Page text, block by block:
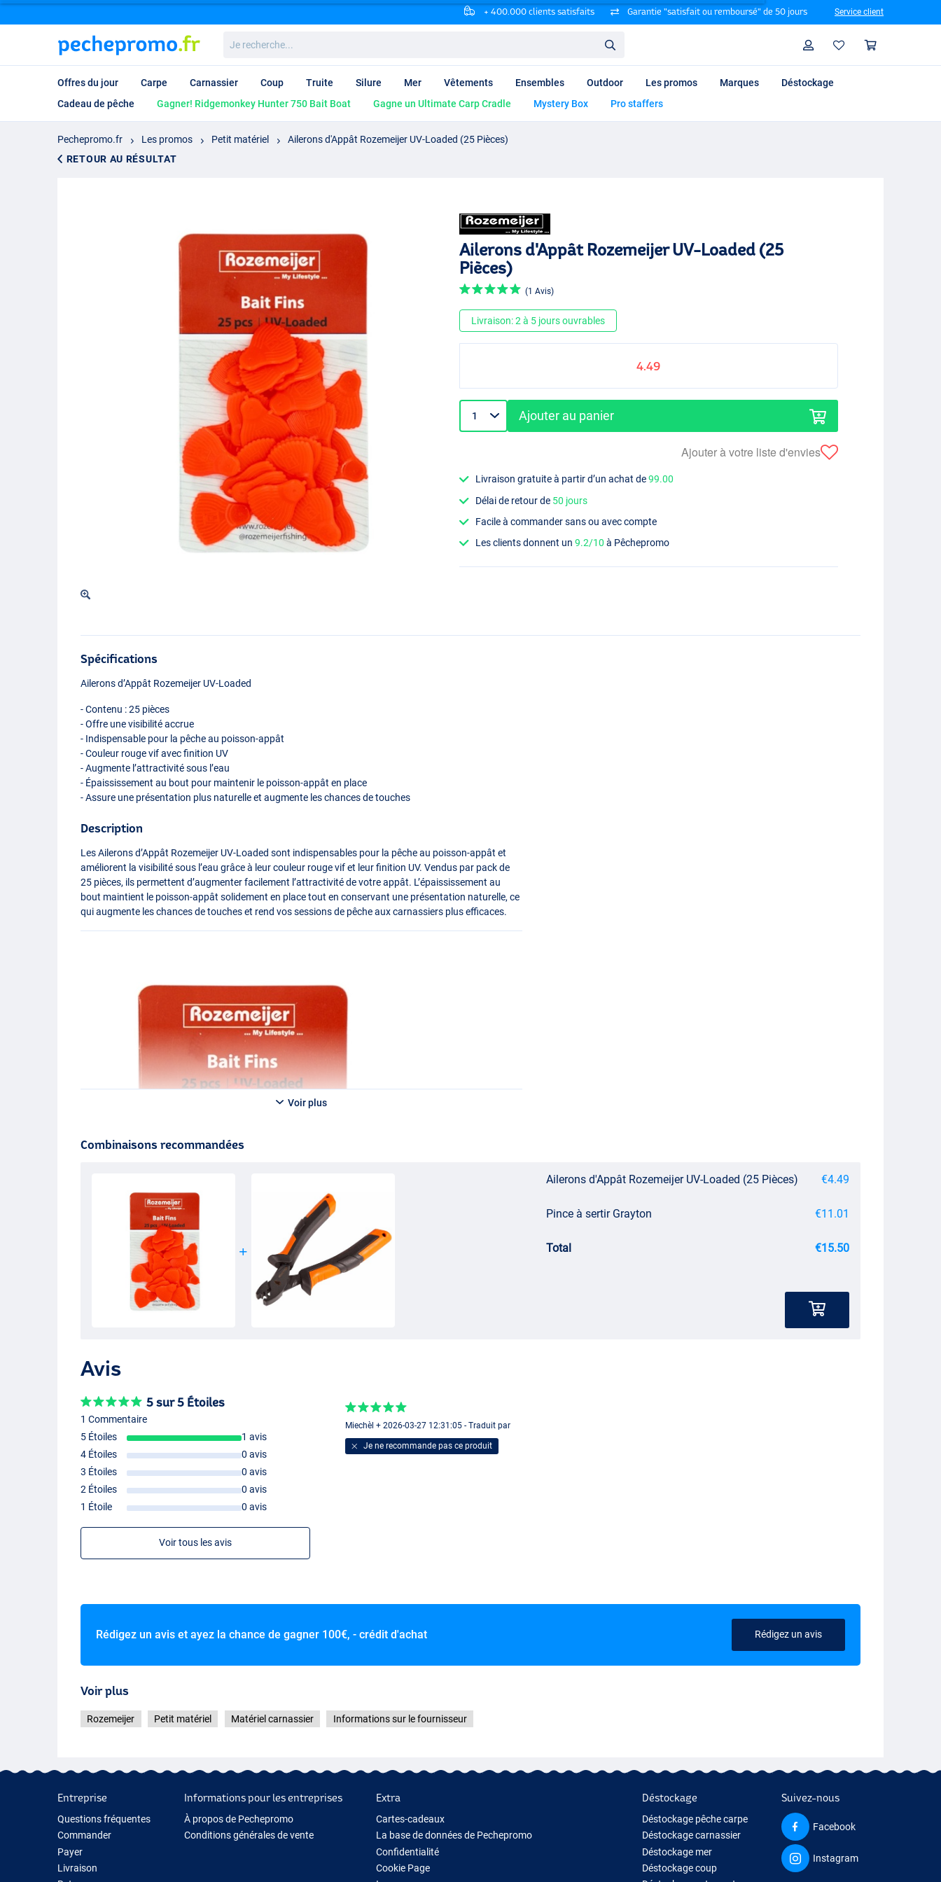
+ 400.000 clients satisfaits Garantie "satisfait ou remboursé" de 50 jours Service client
recherche...
Profil
Offres du jour Carpe Carnassier Coup Truite Silure Mer Vêtements Ensembles Outdoor Les promos Marques
Déstockage
Cadeau de pêche
Gagner! Ridgemonkey Hunter 750 Bait Boat Gagne un Ultimate Carp Cradle Mystery Box Pro staffers
Pechepromo.fr Les promos Petit matériel
Ailerons d'Appât Rozemeijer UV-Loaded (25 Pièces)
RETOUR AU RÉSULTAT
Ailerons d'Appât Rozemeijer UV-Loaded (25
Pièces)
(1 Avis)
Livraison: 2 à 5 jours ouvrables
4.49
Ajouter au panier
Ajouter à votre liste d'envies
Livraison gratuite à partir d’un achat de99.00
Délai de retour de 50 jours
Facile à commander sans ou avec compte
Les clients donnent un9.2/10 à Pêchepromo
Spécifications
Ailerons d’Appât Rozemeijer UV-Loaded
- Contenu : 25 pièces
- Offre une visibilité accrue
- Indispensable pour la pêche au poisson-appât
- Couleur rouge vif avec finition UV
- Augmente l’attractivité sous l’eau
- Épaississement au bout pour maintenir le poisson-appât en place
- Assure une présentation plus naturelle et augmente les chances de touches
Description
Les Ailerons d’Appât Rozemeijer UV-Loaded sont indispensables pour la pêche au poisson-appât et
améliorent la visibilité sous l’eau grâce à leur couleur rouge vif et leur finition UV. Vendus par pack de
25 pièces, ils permettent d’augmenter facilement l’attractivité de votre appât. L’épaississement au
bout maintient le poisson-appât solidement en place tout en conservant une présentation naturelle, ce
qui augmente les chances de touches et rend vos sessions de pêche aux carnassiers plus efficaces.
Voir plus
Combinaisons recommandées
Ailerons d'Appât Rozemeijer UV-Loaded (25 Pièces) €4.49
Pince à sertir Grayton €11.01
Total €15.50
Avis
5 sur 5 Étoiles
1 Commentaire
5 Étoiles
1 avis
4 Étoiles
0 avis
3 Étoiles
0 avis
2 Étoiles
0 avis
1 Étoile
0 avis
Voir tous les avis
Miechèl + 2026-03-27 12:31:05 - Traduit par
Je ne recommande pas ce produit
Rédigez un avis et ayez la chance de gagner 100€, - crédit d'achat Rédigez un avis
Voir plus
Rozemeijer Petit matériel Matériel carnassier Informations sur le fournisseur
Entreprise
Questions fréquentes
Commander
Payer
Livraison
Informations pour les entreprises
À propos de Pechepromo
Conditions générales de vente
Extra
Cartes-cadeaux
La base de données de Pechepromo
Confidentialité
Cookie Page
Déstockage
Déstockage pêche carpe
Déstockage carnassier
Déstockage mer
Déstockage coup
Suivez-nous
Facebook
Instagram